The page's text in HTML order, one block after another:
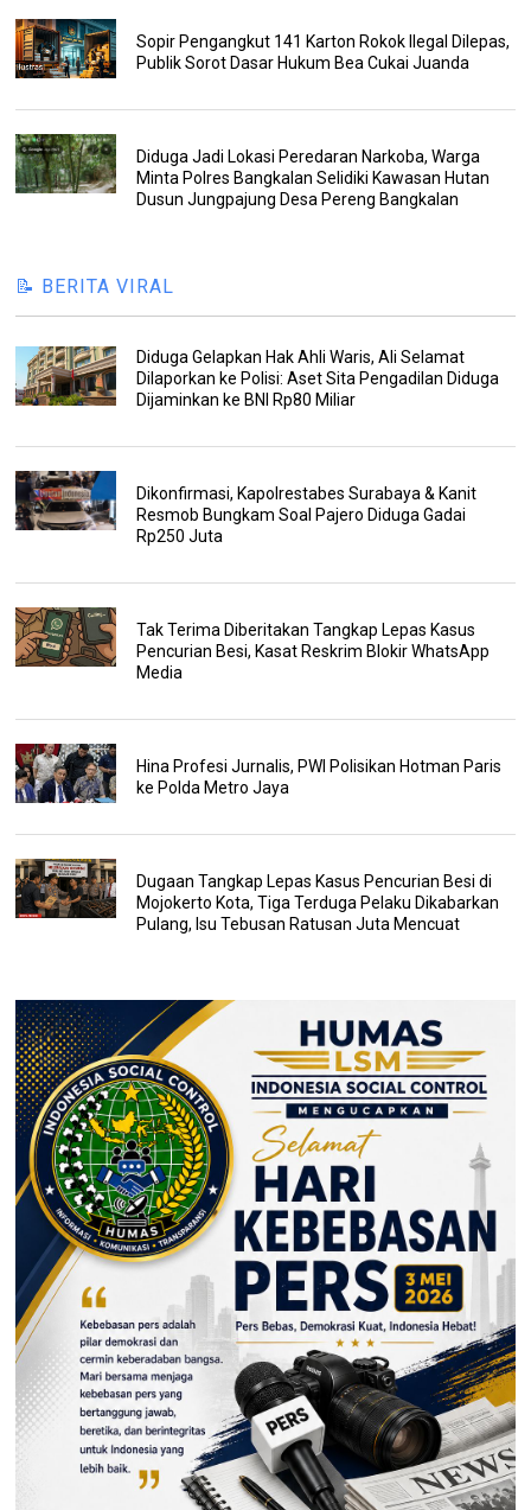
Sopir Pengangkut 141 Karton Rokok Ilegal Dilepas,
Publik Sorot Dasar Hukum Bea Cukai Juanda
Diduga Jadi Lokasi Peredaran Narkoba, Warga
Minta Polres Bangkalan Selidiki Kawasan Hutan
Dusun Jungpajung Desa Pereng Bangkalan
📝 BERITA VIRAL
Diduga Gelapkan Hak Ahli Waris, Ali Selamat
Dilaporkan ke Polisi: Aset Sita Pengadilan Diduga
Dijaminkan ke BNI Rp80 Miliar
Dikonfirmasi, Kapolrestabes Surabaya & Kanit
Resmob Bungkam Soal Pajero Diduga Gadai
Rp250 Juta
Tak Terima Diberitakan Tangkap Lepas Kasus
Pencurian Besi, Kasat Reskrim Blokir WhatsApp
Media
Hina Profesi Jurnalis, PWI Polisikan Hotman Paris
ke Polda Metro Jaya
Dugaan Tangkap Lepas Kasus Pencurian Besi di
Mojokerto Kota, Tiga Terduga Pelaku Dikabarkan
Pulang, Isu Tebusan Ratusan Juta Mencuat